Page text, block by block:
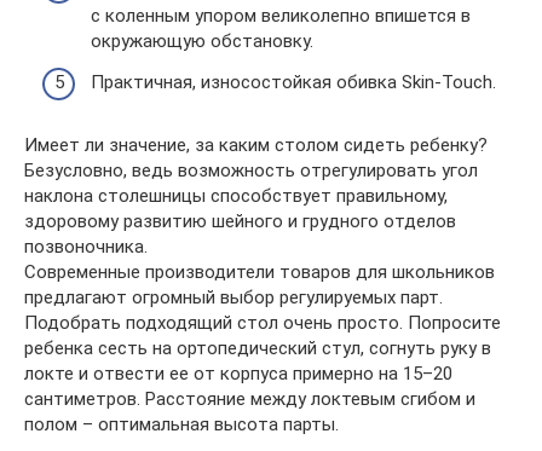
с коленным упором великолепно впишется в
окружающую обстановку.
Практичная, износостойкая обивка Skin-Touch.
Имеет ли значение, за каким столом сидеть ребенку?
Безусловно, ведь возможность отрегулировать угол
наклона столешницы способствует правильному,
здоровому развитию шейного и грудного отделов
позвоночника.
Современные производители товаров для школьников
предлагают огромный выбор регулируемых парт.
Подобрать подходящий стол очень просто. Попросите
ребенка сесть на ортопедический стул, согнуть руку в
локте и отвести ее от корпуса примерно на 15–20
сантиметров. Расстояние между локтевым сгибом и
полом – оптимальная высота парты.